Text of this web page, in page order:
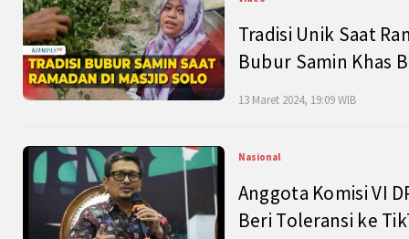
Tradisi Unik Saat
Bubur Samin Khas
13 Maret 2024, 19:09 WIB
Nasional
Anggota Komisi VI
Beri Toleransi ke